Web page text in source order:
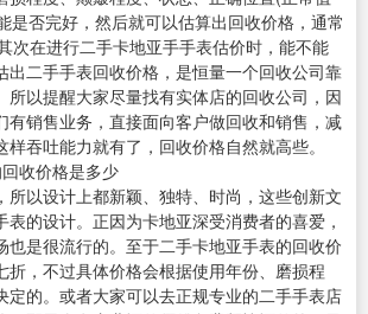
是否完好，然后就可以估算出回收价格，通常
次在进行二手卡地亚手手表估价时，能不能
出二手手表回收价格，是恒量一个回收公司靠
所以提醒大家尽量找有实体店的回收公司，因
有销售业务，直接面向客户做回收和销售，减
吞吐能力就有了，回收价格自然就高些。
收价格是多少
所以设计上都新颖、独特、时尚，这些创新文
表的设计。正因为卡地亚深受消费者的喜爱，
也是很流行的。至于二手卡地亚手表的回收价
折，不过具体价格会根据使用年份、磨损程
定的。或者大家可以去正规专业的二手手表店